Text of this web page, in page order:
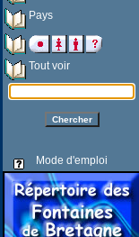
Pays
Tout voir
Mode d'emploi